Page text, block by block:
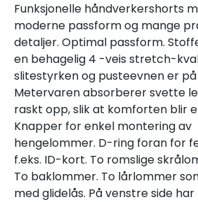
Funksjonelle håndverkershorts
moderne passform og mange
detaljer. Optimal passform.
en behagelig 4 -veis stretch-
slitestyrken og pusteevnen er
Metervaren absorberer svette
raskt opp, slik at komforten blir
Knapper for enkel montering av
hengelommer. D-ring foran for
f.eks. ID-kort. To romslige
To baklommer. To lårlommer
med glidelås. På venstre side